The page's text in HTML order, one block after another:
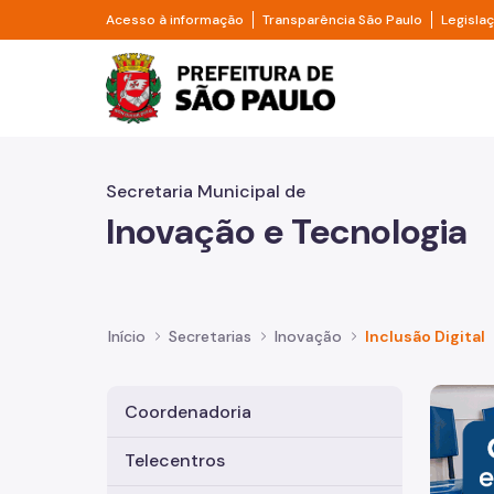
Pular para o Conteúdo principal
Acesso à informação Divisor de acesso à informação
Transparência São Paulo Divisor
Prefeitura de São
Secretaria Municipal de
Inovação e Tecnologia
Início Secretarias Inovação Inclusão Digital
Coordenadoria
Telecentros